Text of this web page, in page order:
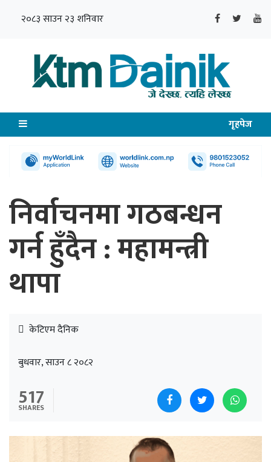
२०८३ साउन २३ शनिवार
गृहपेज
निर्वाचनमा गठबन्धन
गर्न हुँदैन : महामन्त्री
थापा
केटिएम दैनिक
बुधवार, साउन ८ २०८२
517
SHARES